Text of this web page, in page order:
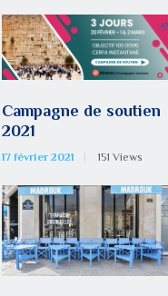
Campagne de soutien
2021
17 février 2021 151 Views